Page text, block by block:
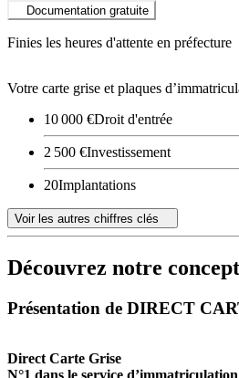
Documentation gratuite
Finies les heures d'attente en préfecture
Votre carte grise et plaques
10 000 €Droit d'entrée
2 500 €Investissement
20Implantations
Voir les autres chiffres clés
Découvrez notre
Présentation de DIRECT
Direct Carte Grise
N°1 dans le service